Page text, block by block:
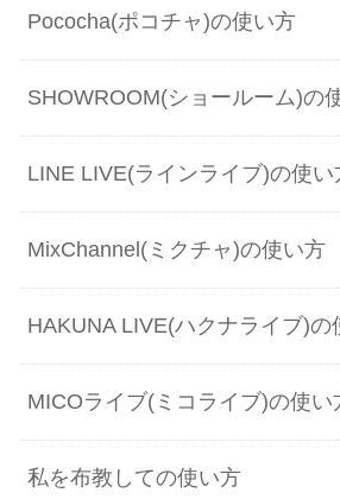
Pococha(ポコチャ)の使い方
SHOWROOM(ショールーム)の
LINE LIVE(ラインライブ)の使い
MixChannel(ミクチャ)の使い方
HAKUNA LIVE(ハクナライブ)の
MICOライブ(ミコライブ)の使い
私を布教しての使い方